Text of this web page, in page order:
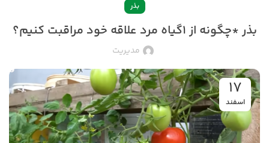
بذر
بذر *چگونه از ۱گیاه مرد علاقه خود مراقبت کنیم؟
مدیریت
۱۷
اسفند